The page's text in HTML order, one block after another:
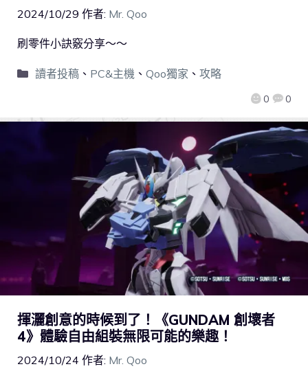
2024/10/29 作者: Mr. Qoo
0 0
刷零件小訣竅分享～～
讀者投稿、 PC&主機、 Qoo獨家 、 攻略
揮灑創意的時候到了！《GUNDAM 創壞者
4》體驗自由組裝無限可能的樂趣！
2024/10/24 作者: Mr. Qoo